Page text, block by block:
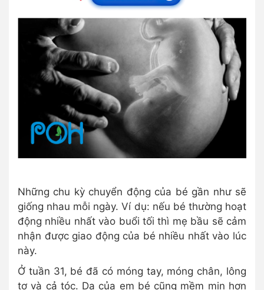
Những chu kỳ chuyển động của bé gần như sẽ
giống nhau mỗi ngày. Ví dụ: nếu bé thường hoạt
động nhiều nhất vào buổi tối thì mẹ bầu sẽ cảm
nhận được giao động của bé nhiều nhất vào lúc
này.
Ở tuần 31, bé đã có móng tay, móng chân, lông
tơ và cả tóc. Da của em bé cũng mềm mịn hơn